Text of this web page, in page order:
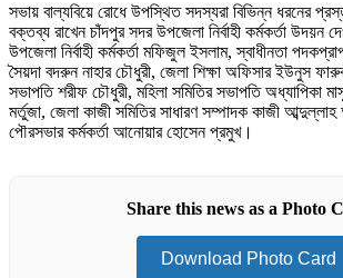
সভায় বাল্যবিয়ে রোধে উপস্থিত সদস্যরা বিভিন্ন ধরনের
বক্তব্য রাখেন চাঁদপুর সদর উপজেলা নির্বাহী কর্মকর্তা
উপজেলা নির্বাহী কর্মকর্তা মফিজুল ইসলাম, স্বাধীনতা
সৈয়দা বদরুন নাহার চৌধুরী, জেলা শিক্ষা অফিসার ইউনুস
সভাপতি শরীফ চৌধুরী, মহিলা সমিতির সভাপতি অধ্যাপিকা
মর্তুজা, জেলা কাজী সমিতির সাধারণ সম্পাদক কাজী
পৌরসভার কর্মকর্তা আনোয়ার হোসেন প্রমুখ।
Share this news as a Photo
Download Photo Card